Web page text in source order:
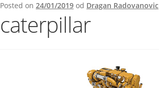
SHOP
MOTORI
Posted on 24/01/2019 od Dragan Radovanovic
caterpillar